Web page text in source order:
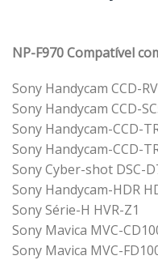
NP-F970 Compatível
Sony Handycam CCD-
Sony Handycam CCD-
Sony Handycam-CCD-
Sony Handycam-CCD-
Sony Cyber-shot DSC-
Sony Handycam-HDR
Sony Série-H HVR-Z1
Sony Mavica MVC-
Sony Mavica MVC-